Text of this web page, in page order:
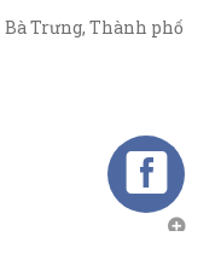
Bà Trưng, Thành phố